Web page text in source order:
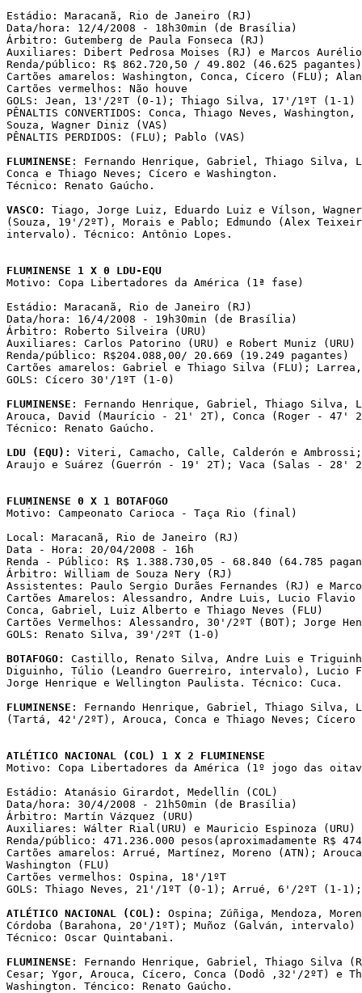
Estádio: Maracanã, Rio de Janeiro (RJ)
Data/hora: 12/4/2008 - 18h30min (de Brasília)
Árbitro: Gutemberg de Paula Fonseca (RJ)
Auxiliares: Dibert Pedrosa Moises (RJ) e Marcos Aurélio
Renda/público: R$ 862.720,50 / 49.802 (46.625 pagantes)
Cartões amarelos: Washington, Conca, Cícero (FLU);
Cartões vermelhos: Não houve
GOLS: Jean, 13'/2ºT (0-1); Thiago Silva, 17'/1ºT (1-1)
PÊNALTIS CONVERTIDOS: Conca, Thiago Neves,
Souza, Wagner Diniz (VAS)
PÊNALTIS PERDIDOS: (FLU); Pablo (VAS)
FLUMINENSE : Fernando Henrique, Gabriel, Thiago Silva,
Conca e Thiago Neves; Cícero e Washington.
Técnico: Renato Gaúcho.
VASCO:
Tiago, Jorge Luiz, Eduardo Luiz e Vílson,
(Souza, 19'/2ºT), Morais e Pablo; Edmundo (Alex
intervalo). Técnico: Antônio Lopes.
FLUMINENSE 1 X 0 LDU-EQU
Motivo: Copa Libertadores da América (1ª fase)
Estádio: Maracanã, Rio de Janeiro (RJ)
Data/hora: 16/4/2008 - 19h30min (de Brasília)
Árbitro: Roberto Silveira (URU)
Auxiliares: Carlos Patorino (URU) e Robert Muniz (URU)
Renda/público: R$204.088,00/ 20.669 (19.249 pagantes)
Cartões amarelos: Gabriel e Thiago Silva (FLU); Larrea,
GOLS: Cícero 30'/1ºT (1-0)
FLUMINENSE : Fernando Henrique, Gabriel, Thiago Silva,
Arouca, David (Maurício - 21' 2T), Conca (Roger - 47'
Técnico: Renato Gaúcho.
LDU (EQU):
Viteri, Camacho, Calle, Calderón e
Araujo e Suárez (Guerrón - 19' 2T); Vaca (Salas - 28'
FLUMINENSE 0 X 1 BOTAFOGO
Motivo: Campeonato Carioca - Taça Rio (final)
Local: Maracanã, Rio de Janeiro (RJ)
Data - Hora: 20/04/2008 - 16h
Renda - Público: R$ 1.388.730,05 - 68.840 (64.785
Árbitro: William de Souza Nery (RJ)
Assistentes: Paulo Sergio Durães Fernandes (RJ) e
Cartões Amarelos: Alessandro, Andre Luis, Lucio
Conca, Gabriel, Luiz Alberto e Thiago Neves (FLU)
Cartões Vermelhos: Alessandro, 30'/2ºT (BOT); Jorge
GOLS: Renato Silva, 39'/2ºT (1-0)
BOTAFOGO:
Castillo, Renato Silva, Andre Luis e
Diguinho, Túlio (Leandro Guerreiro, intervalo), Lucio
Jorge Henrique e Wellington Paulista. Técnico: Cuca.
FLUMINENSE : Fernando Henrique, Gabriel, Thiago Silva,
(Tartá, 42'/2ºT), Arouca, Conca e Thiago Neves; Cícero
ATLÉTICO NACIONAL (COL) 1 X 2 FLUMINENSE
Motivo: Copa Libertadores da América (1º jogo das
Estádio: Atanásio Girardot, Medellín (COL)
Data/hora: 30/4/2008 - 21h50min (de Brasília)
Árbitro: Martín Vázquez (URU)
Auxiliares: Wálter Rial(URU) e Mauricio Espinoza (URU)
Renda/público: 471.236.000 pesos(aproximadamente R$
Cartões amarelos: Arrué, Martínez, Moreno (ATN);
Washington (FLU)
Cartões vermelhos: Ospina, 18'/1ºT
GOLS: Thiago Neves, 21'/1ºT (0-1); Arrué, 6'/2ºT (1-
ATLÉTICO NACIONAL (COL):
Ospina; Zúñiga, Mendoza,
Córdoba (Barahona, 20'/1ºT); Muñoz (Galván,
Técnico: Oscar Quintabani.
FLUMINENSE : Fernando Henrique, Gabriel, Thiago Silva
Cesar; Ygor, Arouca, Cícero, Conca (Dodô ,32'/2ºT) e
Washington. Téncico: Renato Gaúcho.